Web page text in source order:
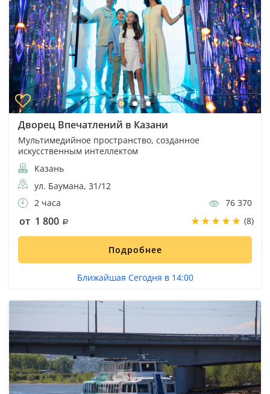
Дворец Впечатлений в Казани
Мультимедийное пространство, созданное
искусственным интеллектом
Казань
ул. Баумана, 31/12
2 часа
76 370
от 1 800 (8)
Подробнее
Ближайшая Сегодня в 14:00